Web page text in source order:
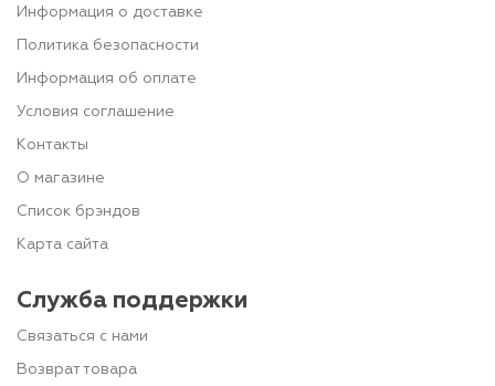
Информация о доставке
Политика безопасности
Информация об оплате
Условия соглашение
Контакты
О магазине
Список брэндов
Карта сайта
Служба поддержки
Связаться с нами
Возврат товара